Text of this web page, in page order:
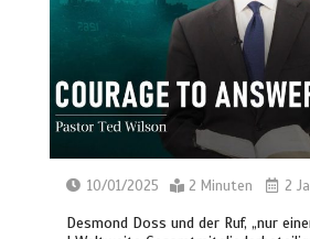
10/01/2025 2 Minuten 2
Desmond Doss und der Ruf, „nur